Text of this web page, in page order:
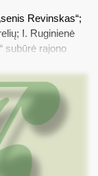
Revinskas“;
I. Ruginienė
subūrė rajono